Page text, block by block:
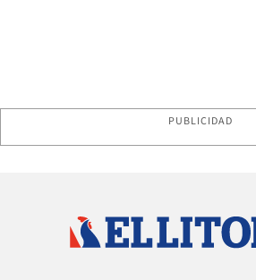
PUBLICIDAD